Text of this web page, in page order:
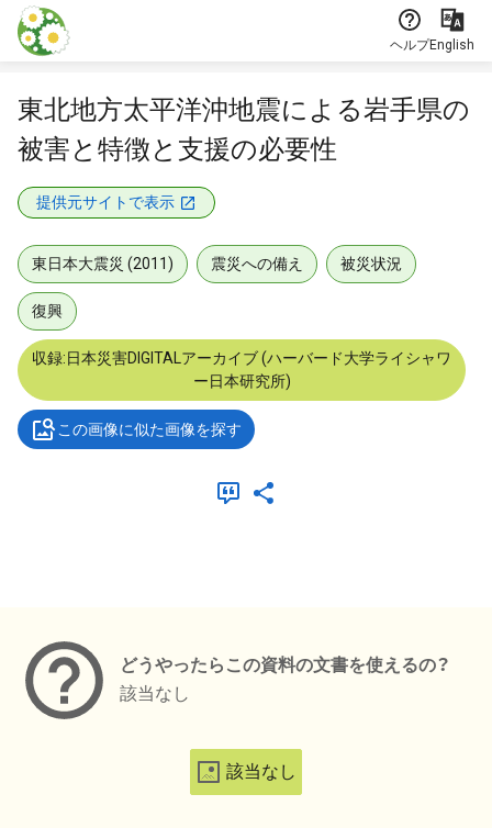
本文に飛ぶ
ヘルプEnglish
東北地方太平洋沖地震による岩手県の
被害と特徴と支援の必要性
提供元サイトで表示
東日本大震災 (2011) 震災への備え 被災状況
復興
収録:日本災害DIGITALアーカイブ (ハーバード大学ライシャワ
ー日本研究所)
この画像に似た画像を探す
どうやったらこの資料の文書を使えるの？
該当なし
該当なし